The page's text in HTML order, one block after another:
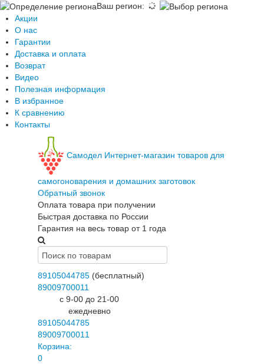
Ваш регион:
Акции
О нас
Гарантии
Доставка и оплата
Возврат
Видео
Полезная информация
В избранное
К сравнению
Контакты
Самодел Интернет-магазин товаров для
самогоноварения и домашних заготовок
Обратный звонок
Оплата товара при получении
Быстрая доставка по России
Гарантия на весь товар от 1 года
89105044785 (бесплатный)
89009700011
c 9-00 до 21-00
ежедневно
89105044785
89009700011
Корзина:
0